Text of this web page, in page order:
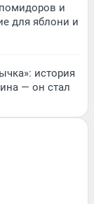
и
для яблони и
история
— он стал